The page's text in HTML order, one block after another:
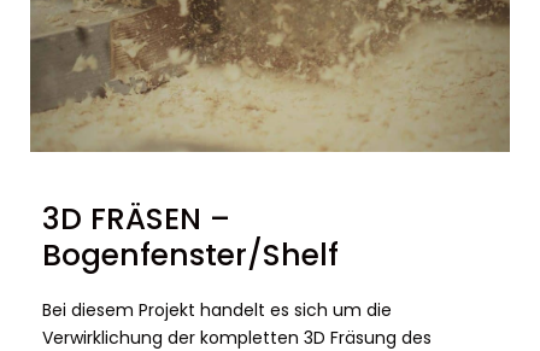
3D FRÄSEN –
Bogenfenster/Shelf
Bei diesem Projekt handelt es sich um die
Verwirklichung der kompletten 3D Fräsung des